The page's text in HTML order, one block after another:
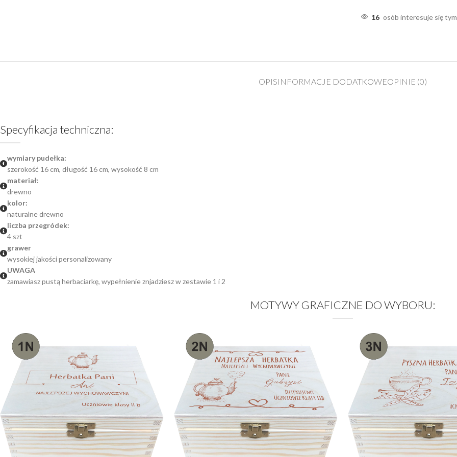
16 osób interesuje się
OPISINFORMACJE DODATKOWEOPINIE (0)
Specyfikacja techniczna:
wymiary pudełka:
szerokość 16 cm, długość 16 cm, wysokość 8 cm
materiał:
drewno
kolor:
naturalne drewno
liczba przegródek:
4 szt
grawer
wysokiej jakości personalizowany
UWAGA
zamawiasz pustą herbaciarkę, wypełnienie znjadziesz w zestawie 1 i 2
MOTYWY GRAFICZNE DO WYBORU: